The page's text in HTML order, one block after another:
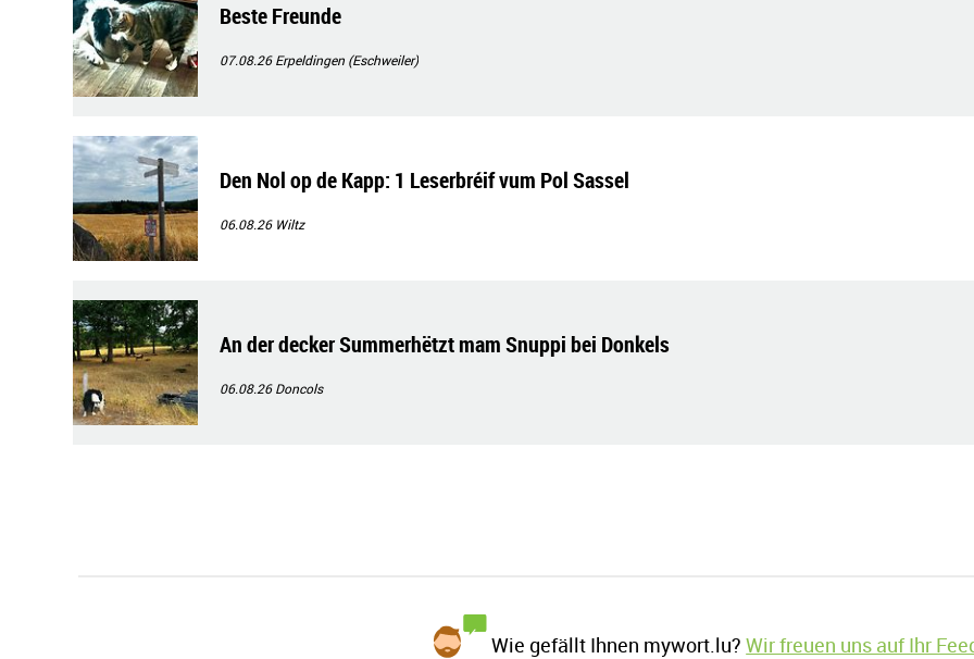
Beste Freunde
07.08.26Erpeldingen (Eschweiler)
Den Nol op de Kapp: 1 Leserbréif vum Pol Sassel
06.08.26 Wiltz
An der decker Summerhëtzt mam Snuppi bei Donkels
06.08.26Doncols
Wie gefällt Ihnen mywort.lu?Wir freuen uns auf Ihr